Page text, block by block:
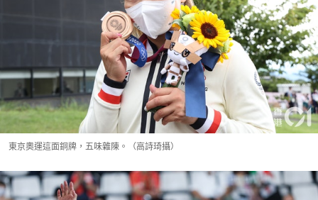
東京奧運這面銅牌，五味雜陳。（高詩琦攝）